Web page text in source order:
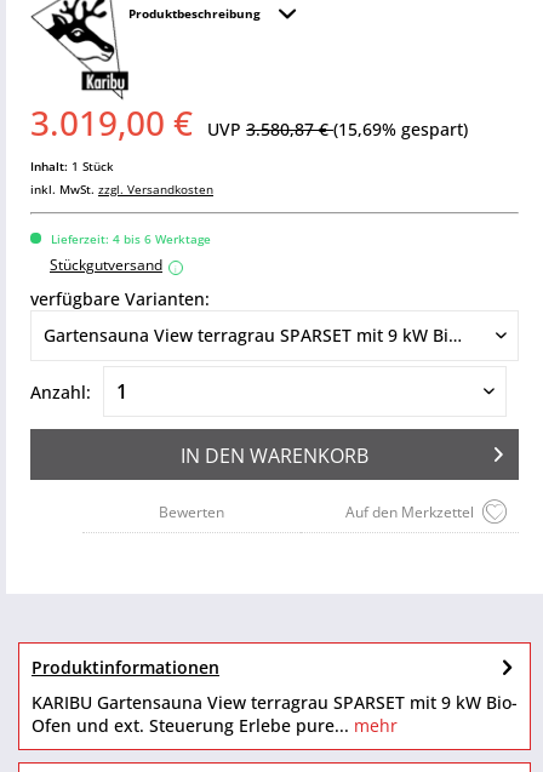
Produktbeschreibung
3.019,00 € UVP 3.580,87 €(15,69% gespart)
Inhalt: 1 Stück
inkl. MwSt. zzgl. Versandkosten
Lieferzeit: 4 bis 6 Werktage
Stückgutversand i
verfügbare Varianten:
Anzahl:
IN DEN WARENKORB
Auf den Merkzettel
Bewerten
Produktinformationen
KARIBU Gartensauna View terragrau SPARSET mit 9 kW Bio-
Ofen und ext. Steuerung Erlebe pure... mehr